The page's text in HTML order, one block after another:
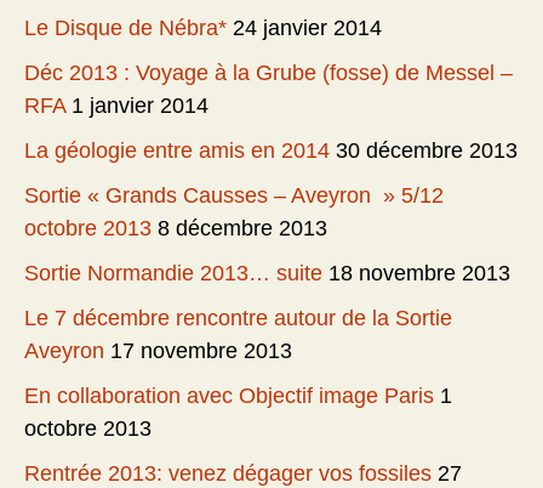
Le Disque de Nébra* 24 janvier 2014
Déc 2013 : Voyage à la Grube (fosse) de Messel –
RFA 1 janvier 2014
La géologie entre amis en 2014 30 décembre 2013
Sortie « Grands Causses – Aveyron » 5/12
octobre 2013 8 décembre 2013
Sortie Normandie 2013… suite 18 novembre 2013
Le 7 décembre rencontre autour de la Sortie
Aveyron 17 novembre 2013
En collaboration avec Objectif image Paris 1
octobre 2013
Rentrée 2013: venez dégager vos fossiles 27